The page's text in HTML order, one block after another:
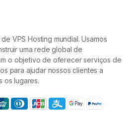
VPS Hosting mundial. Usamos
uma rede global de
o objetivo de oferecer serviços de
para ajudar nossos clientes a
os lugares.